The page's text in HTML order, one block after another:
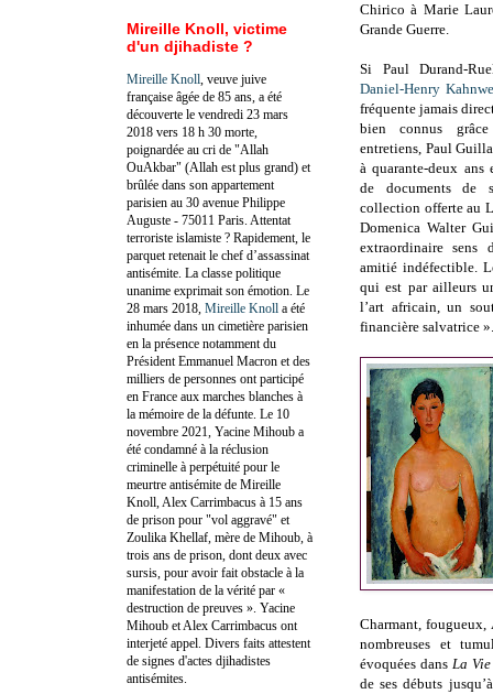
Chirico à Marie
Grande Guerre.
Si Paul Durand-
Daniel-Henry
fréquente jamais
bien connus
entretiens, Paul
à quarante-deux ans
de documents de
collection offerte au
Domenica Walter
extraordinaire
amitié indéfectible.
qui est par ailleurs
l’art africain, un
financière salvatrice ».
Charmant,
nombreuses et
évoquées dans La
de ses débuts
Mireille Knoll, victime
d'un djihadiste ?
Mireille Knoll , veuve juive
française âgée de 85 ans, a été
découverte le vendredi 23 mars
2018 vers 18 h 30 morte,
poignardée au cri de "Allah
OuAkbar" (Allah est plus grand) et
brûlée dans son appartement
parisien au 30 avenue Philippe
Auguste - 75011 Paris. Attentat
terroriste islamiste ? Rapidement, le
parquet retenait le chef d’assassinat
antisémite. La classe politique
unanime exprimait son émotion. Le
28 mars 2018, Mireille Knoll a été
inhumée dans un cimetière parisien
en la présence notamment du
Président Emmanuel Macron et des
milliers de personnes ont participé
en France aux marches blanches à
la mémoire de la défunte. Le 10
novembre 2021, Yacine Mihoub a
été condamné à la réclusion
criminelle à perpétuité pour le
meurtre antisémite de Mireille
Knoll, Alex Carrimbacus à 15 ans
de prison pour "vol aggravé" et
Zoulika Khellaf, mère de Mihoub, à
trois ans de prison, dont deux avec
sursis, pour avoir fait obstacle à la
manifestation de la vérité par «
destruction de preuves ». Yacine
Mihoub et Alex Carrimbacus ont
interjeté appel. Divers faits attestent
de signes d'actes djihadistes
antisémites.